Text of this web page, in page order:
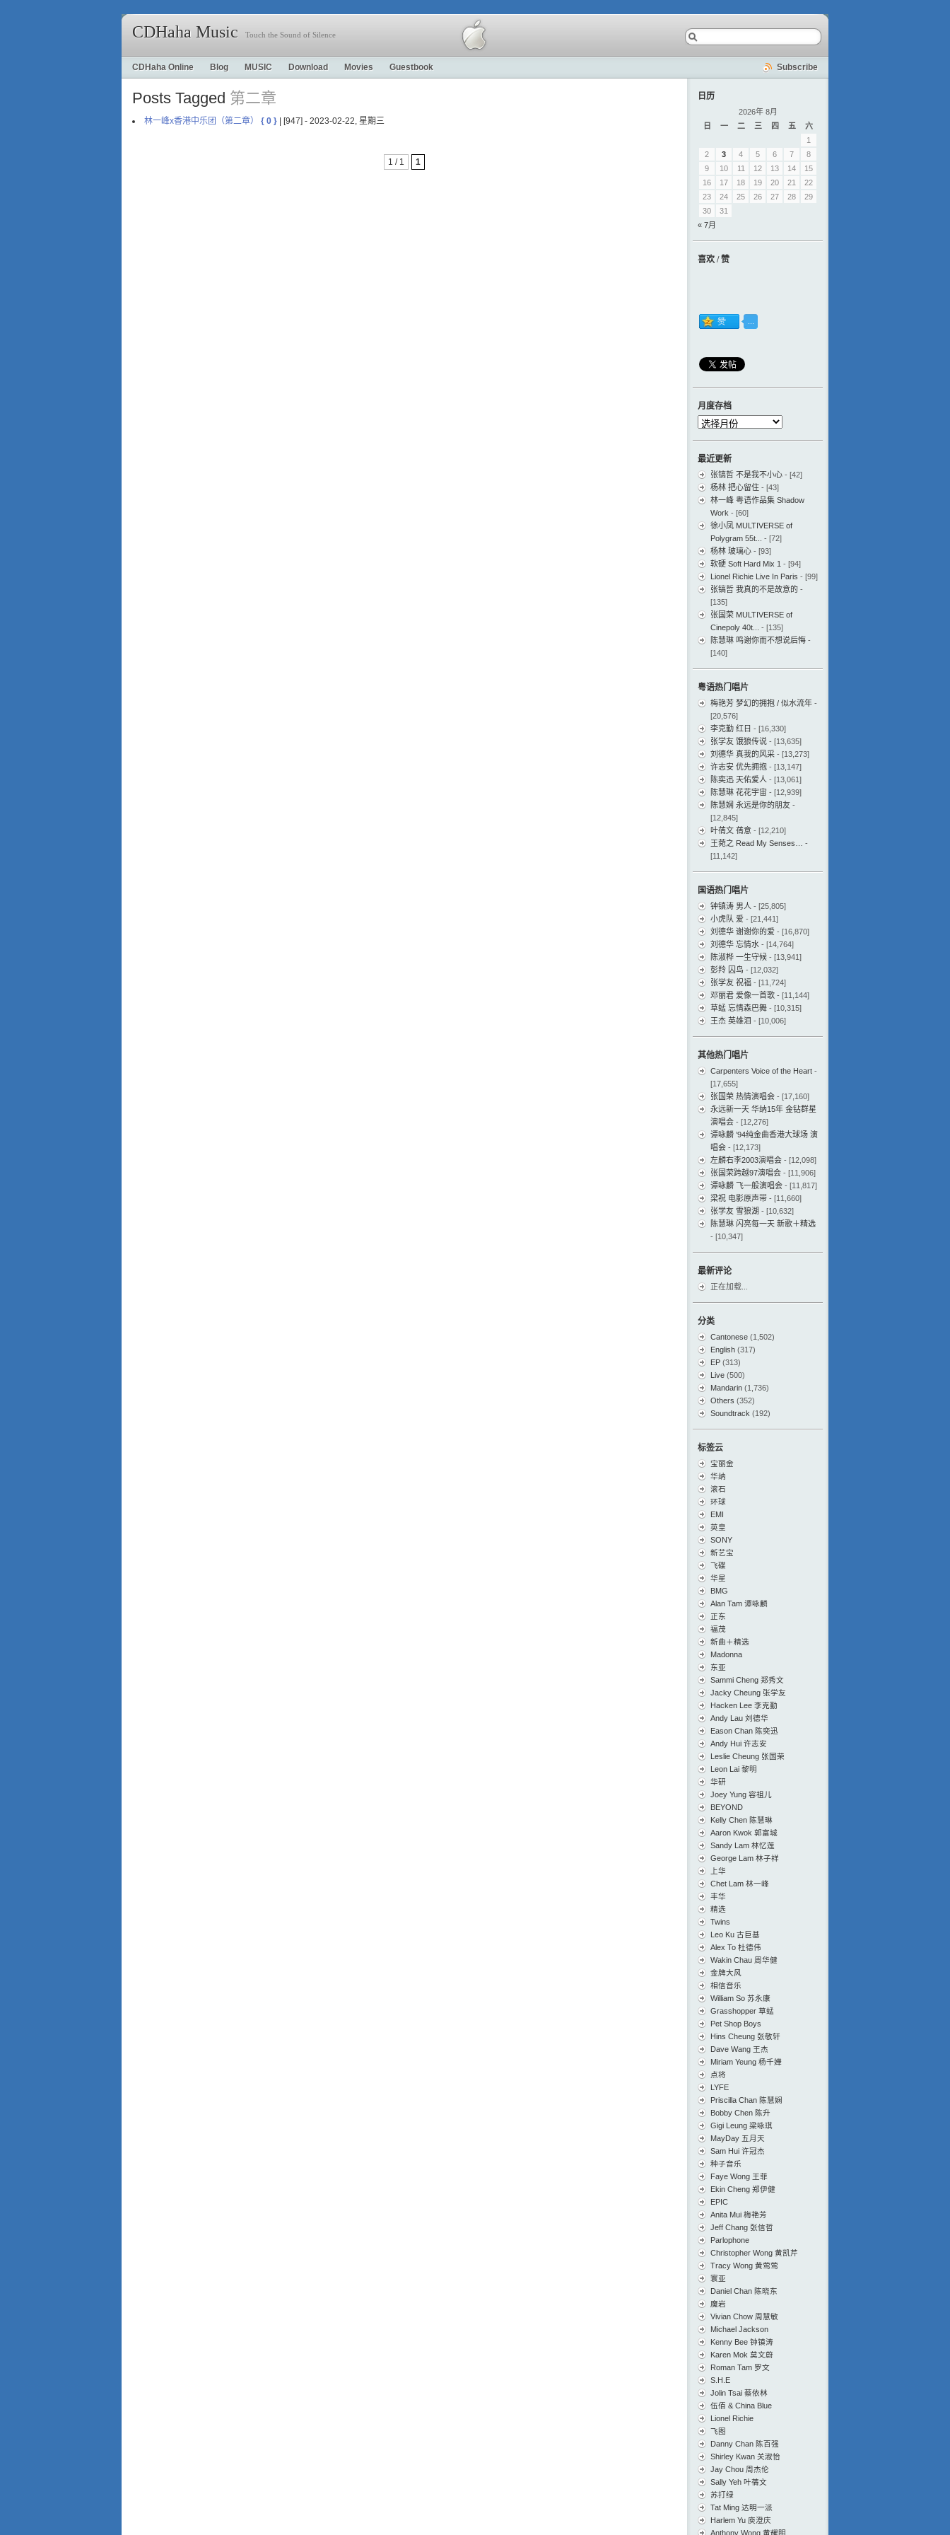
CDHaha Music Touch the Sound of Silence
CDHaha Online Blog MUSIC Download Movies Guestbook Subscribe
Posts Tagged 第二章
林一峰x香港中乐团（第二章） { 0 } | [947] - 2023-02-22, 星期三
1 / 1 1
日历
2026年 8月
日
一 二 三 四 五
六
1
2
3 4 5 6 7
8
9
10 11 12 13 14
15
16
17 18 19 20 21
22
23
24 25 26 27 28
29
30
31
« 7月
喜欢 / 赞
月度存档
月
档
最近更新
张镐哲 不是我不小心 - [42]
杨林 把心留住 - [43]
林一峰 粤语作品集 Shadow
Work - [60]
徐小凤 MULTIVERSE of
Polygram 55t...
- [72]
杨林 玻璃心 - [93]
软硬 Soft Hard Mix 1 - [94]
Lionel Richie Live In Paris - [99]
张镐哲 我真的不是故意的 -
[135]
张国荣 MULTIVERSE of
Cinepoly 40t...
- [135]
陈慧琳 鸣谢你而不想说后悔 -
[140]
粤语热门唱片
梅艳芳 梦幻的拥抱 / 似水流年 -
[20,576]
李克勤 红日 - [16,330]
张学友 饿狼传说 - [13,635]
刘德华 真我的风采 - [13,273]
许志安 优先拥抱 - [13,147]
陈奕迅 天佑爱人 - [13,061]
陈慧琳 花花宇宙 - [12,939]
陈慧娴 永远是你的朋友 -
[12,845]
叶蒨文 蒨意 - [12,210]
王菀之 Read My Senses…
-
[11,142]
国语热门唱片
钟镇涛 男人 - [25,805]
小虎队 爱 - [21,441]
刘德华 谢谢你的爱 - [16,870]
刘德华 忘情水 - [14,764]
陈淑桦 一生守候 - [13,941]
彭羚 囚鸟 - [12,032]
张学友 祝福 - [11,724]
邓丽君 爱像一首歌 - [11,144]
草蜢 忘情森巴舞 - [10,315]
王杰 英雄泪 - [10,006]
其他热门唱片
Carpenters Voice of the Heart -
[17,655]
张国荣 热情演唱会 - [17,160]
永远新一天 华纳15年 金钻群星
演唱会 - [12,276]
谭咏麟 ’94纯金曲香港大球场 演
唱会 - [12,173]
左麟右李2003演唱会 - [12,098]
张国荣跨越97演唱会 - [11,906]
谭咏麟 飞一般演唱会 - [11,817]
梁祝 电影原声带 - [11,660]
张学友 雪狼湖 - [10,632]
陈慧琳 闪亮每一天 新歌＋精选
- [10,347]
最新评论
正在加载...
分类
Cantonese (1,502)
English (317)
EP (313)
Live (500)
Mandarin (1,736)
Others (352)
Soundtrack (192)
标签云
宝丽金
华纳
滚石
环球
EMI
英皇
SONY
新艺宝
飞碟
华星
BMG
Alan Tam 谭咏麟
正东
福茂
新曲＋精选
Madonna
东亚
Sammi Cheng 郑秀文
Jacky Cheung 张学友
Hacken Lee 李克勤
Andy Lau 刘德华
Eason Chan 陈奕迅
Andy Hui 许志安
Leslie Cheung 张国荣
Leon Lai 黎明
华研
Joey Yung 容祖儿
BEYOND
Kelly Chen 陈慧琳
Aaron Kwok 郭富城
Sandy Lam 林忆莲
George Lam 林子祥
上华
Chet Lam 林一峰
丰华
精选
Twins
Leo Ku 古巨基
Alex To 杜德伟
Wakin Chau 周华健
金牌大风
相信音乐
William So 苏永康
Grasshopper 草蜢
Pet Shop Boys
Hins Cheung 张敬轩
Dave Wang 王杰
Miriam Yeung 杨千嬅
点将
LYFE
Priscilla Chan 陈慧娴
Bobby Chen 陈升
Gigi Leung 梁咏琪
MayDay 五月天
Sam Hui 许冠杰
种子音乐
Faye Wong 王菲
Ekin Cheng 郑伊健
EPIC
Anita Mui 梅艳芳
Jeff Chang 张信哲
Parlophone
Christopher Wong 黄凯芹
Tracy Wong 黄莺莺
寰亚
Daniel Chan 陈晓东
魔岩
Vivian Chow 周慧敏
Michael Jackson
Kenny Bee 钟镇涛
Karen Mok 莫文蔚
Roman Tam 罗文
S.H.E
Jolin Tsai 蔡依林
伍佰 & China Blue
Lionel Richie
飞图
Danny Chan 陈百强
Shirley Kwan 关淑怡
Jay Chou 周杰伦
Sally Yeh 叶蒨文
苏打绿
Tat Ming 达明一派
Harlem Yu 庾澄庆
Anthony Wong 黄耀明